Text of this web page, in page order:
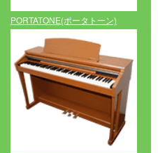
PORTATONE(ポータトーン)